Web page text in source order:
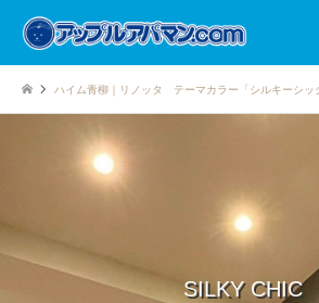
ハイム青柳｜リノッタ テーマカラー「シルキーシッ
SILKY CHIC